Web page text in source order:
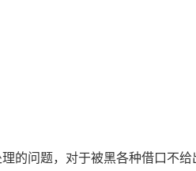
的问题，对于被黑各种借口不